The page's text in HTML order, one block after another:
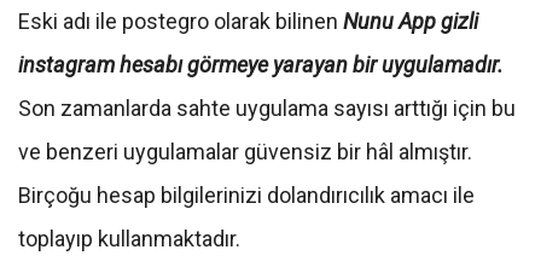
Eski adı ile postegro olarak bilinen Nunu App gizli
instagram hesabı görmeye yarayan bir uygulamadır.
Son zamanlarda sahte uygulama sayısı arttığı için bu
ve benzeri uygulamalar güvensiz bir hâl almıştır.
Birçoğu hesap bilgilerinizi dolandırıcılık amacı ile
toplayıp kullanmaktadır.